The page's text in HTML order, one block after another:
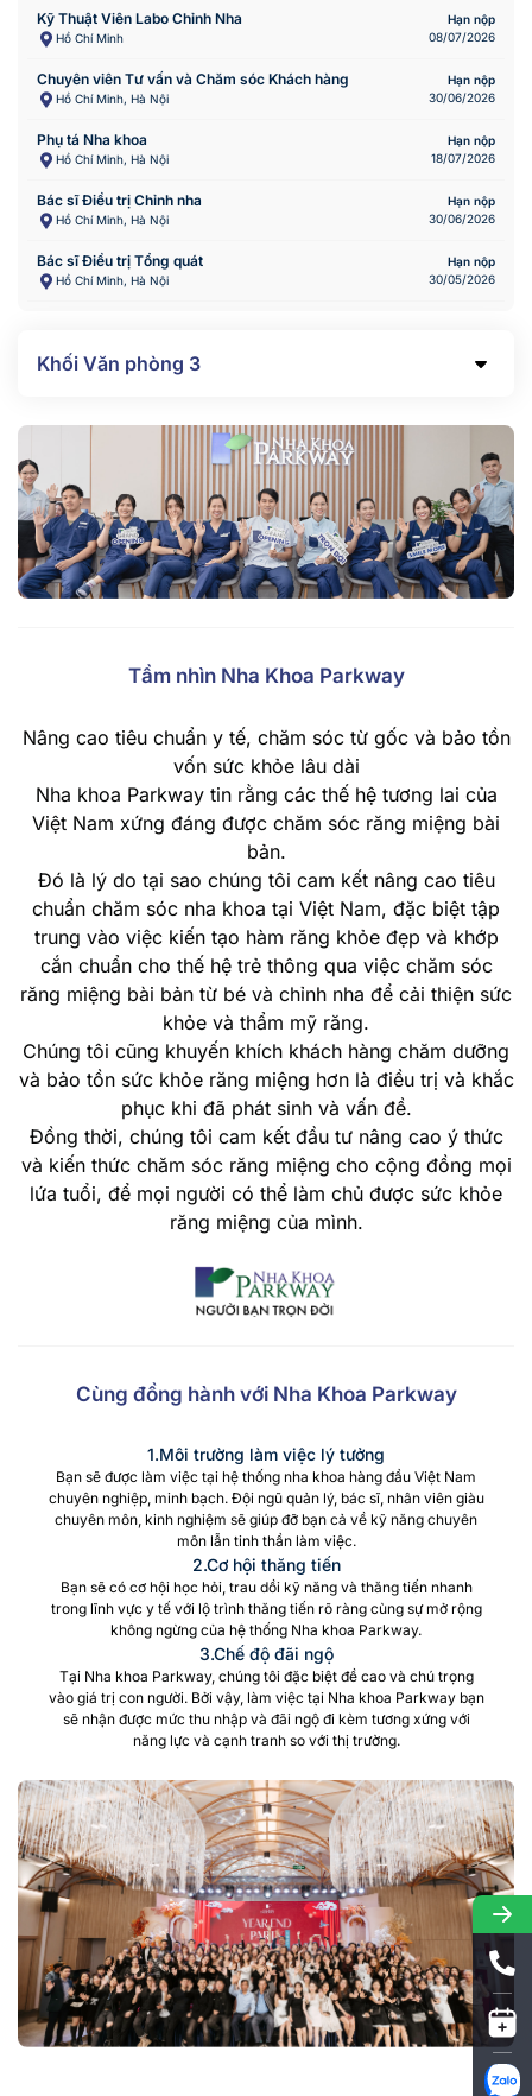
Kỹ Thuật Viên Labo Chỉnh Nha
Hồ Chí Minh
Hạn nộp
08/07/2026
Chuyên viên Tư vấn và Chăm sóc Khách hàng
Hồ Chí Minh, Hà Nội
Hạn nộp
30/06/2026
Phụ tá Nha khoa
Hồ Chí Minh, Hà Nội
Hạn nộp
18/07/2026
Bác sĩ Điều trị Chỉnh nha
Hồ Chí Minh, Hà Nội
Hạn nộp
30/06/2026
Bác sĩ Điều trị Tổng quát
Hồ Chí Minh, Hà Nội
Hạn nộp
30/05/2026
Khối Văn phòng 3
Tầm nhìn Nha Khoa Parkway
Nâng cao tiêu chuẩn y tế, chăm sóc từ gốc và bảo tồn
vốn sức khỏe lâu dài
Nha khoa Parkway tin rằng các thế hệ tương lai của
Việt Nam xứng đáng được chăm sóc răng miệng bài
bản.
Đó là lý do tại sao chúng tôi cam kết nâng cao tiêu
chuẩn chăm sóc nha khoa tại Việt Nam, đặc biệt tập
trung vào việc kiến tạo hàm răng khỏe đẹp và khớp
cắn chuẩn cho thế hệ trẻ thông qua việc chăm sóc
răng miệng bài bản từ bé và chỉnh nha để cải thiện sức
khỏe và thẩm mỹ răng.
Chúng tôi cũng khuyến khích khách hàng chăm dưỡng
và bảo tồn sức khỏe răng miệng hơn là điều trị và khắc
phục khi đã phát sinh và vấn đề.
Đồng thời, chúng tôi cam kết đầu tư nâng cao ý thức
và kiến thức chăm sóc răng miệng cho cộng đồng mọi
lứa tuổi, để mọi người có thể làm chủ được sức khỏe
răng miệng của mình.
Cùng đồng hành với Nha Khoa Parkway
1.Môi trường làm việc lý tưởng
Bạn sẽ được làm việc tại hệ thống nha khoa hàng đầu Việt Nam
chuyên nghiệp, minh bạch. Đội ngũ quản lý, bác sĩ, nhân viên giàu
chuyên môn, kinh nghiệm sẽ giúp đỡ bạn cả về kỹ năng chuyên
môn lẫn tinh thần làm việc.
2.Cơ hội thăng tiến
Bạn sẽ có cơ hội học hỏi, trau dồi kỹ năng và thăng tiến nhanh
trong lĩnh vực y tế với lộ trình thăng tiến rõ ràng cùng sự mở rộng
không ngừng của hệ thống Nha khoa Parkway.
3.Chế độ đãi ngộ
Tại Nha khoa Parkway, chúng tôi đặc biệt đề cao và chú trọng
vào giá trị con người. Bởi vậy, làm việc tại Nha khoa Parkway bạn
sẽ nhận được mức thu nhập và đãi ngộ đi kèm tương xứng với
năng lực và cạnh tranh so với thị trường.